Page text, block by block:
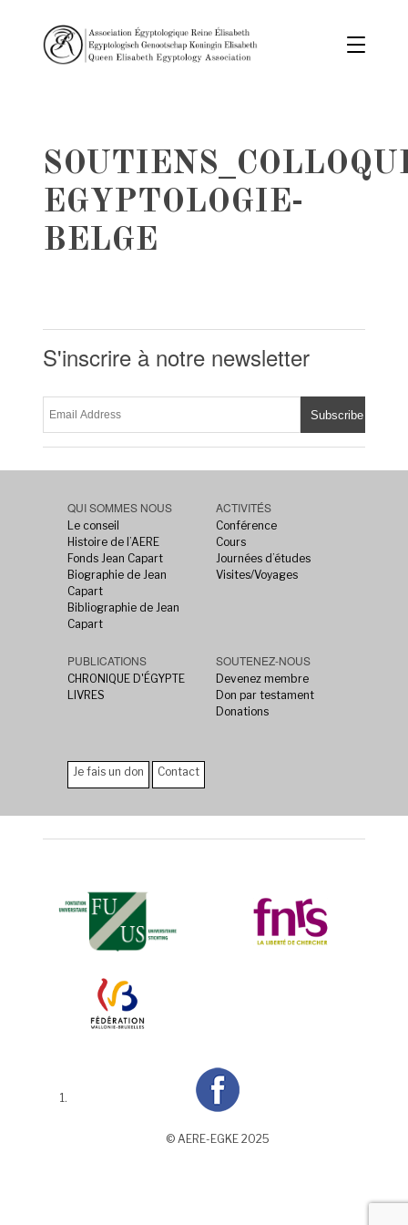
EGYPTOLOGIE-
BELGE
S'inscrire à notre newsletter
QUI SOMMES NOUS
Le conseil
Histoire de l’AERE
Fonds Jean Capart
Biographie de Jean
Capart
Bibliographie de Jean
Capart
ACTIVITÉS
Conférence
Cours
Journées d’études
Visites/Voyages
PUBLICATIONS
CHRONIQUE D'ÉGYPTE
LIVRES
SOUTENEZ-NOUS
Devenez membre
Don par testament
Donations
Je fais un don Contact
© AERE-EGKE 2025